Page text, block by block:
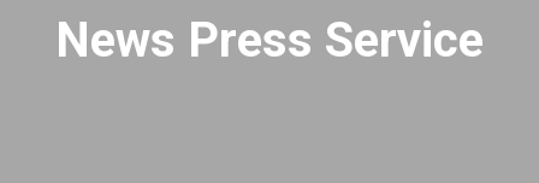
News Press Service